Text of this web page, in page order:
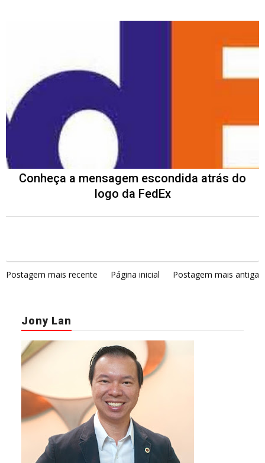
Conheça a mensagem escondida atrás do
logo da FedEx
Postagem mais recente Página inicial Postagem mais antiga
Jony Lan